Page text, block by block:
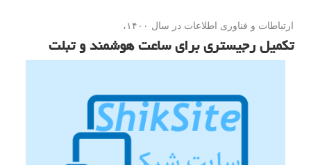
ارتباطات و فناوری اطلاعات در سال ۱۴۰۰،
تکمیل رجیستری برای ساعت هوشمند و تبلت